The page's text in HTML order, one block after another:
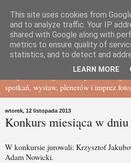
Gdańskie
Fotograficzne -
spotkań, wystaw, plenerów i imprez
wtorek, 12 listopada 2013
Konkurs miesiąca w
W konkursie jurowali: Krzysztof
Adam Nowicki.
This site uses cookies from
and to analyze traffic. Your IP
shared with Google along with
metrics to ensure quality of
statistics, and to detect and
LEARN MORE